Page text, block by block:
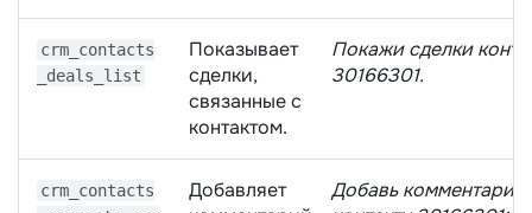
crm_contacts
_deals_list
Показывает
сделки,
связанные с
контактом.
Покажи сделки
30166301.
crm_contacts
Добавляет
Добавь комментарий